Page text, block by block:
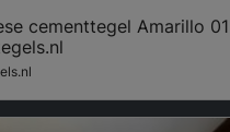
cementtegel Amarillo 01 |